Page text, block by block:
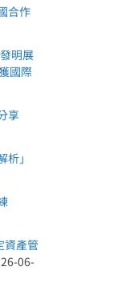
合作
明展
國際
享
」
資產管
06-